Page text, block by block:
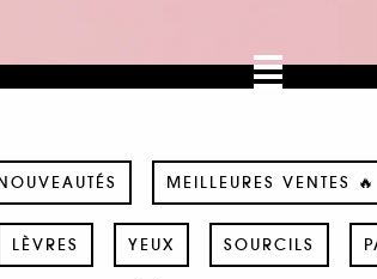
MEILLEURES VENTES 🔥
LÈVRES YEUX SOURCILS